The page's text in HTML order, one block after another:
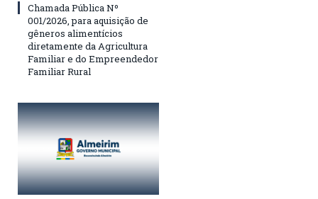
Chamada Pública Nº
001/2026, para aquisição de
gêneros alimentícios
diretamente da Agricultura
Familiar e do Empreendedor
Familiar Rural